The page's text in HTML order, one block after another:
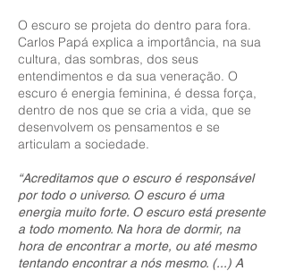
O escuro se projeta do dentro para fora.
Carlos Papá explica a importância, na sua
cultura, das sombras, dos seus
entendimentos e da sua veneração. O
escuro é energia feminina, é dessa força,
dentro de nos que se cria a vida, que se
desenvolvem os pensamentos e se
articulam a sociedade.
“Acreditamos que o escuro é responsável
por todo o universo. O escuro é uma
energia muito forte. O escuro está presente
a todo momento. Na hora de dormir, na
hora de encontrar a morte, ou até mesmo
tentando encontrar a nós mesmo. (...) A